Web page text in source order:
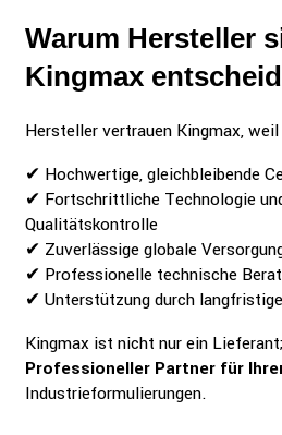
Warum Hersteller
Kingmax
Hersteller vertrauen Kingmax,
✔ Hochwertige, gleichbleibende
✔ Fortschrittliche Technologie
Qualitätskontrolle
✔ Zuverlässige globale
✔ Professionelle technische
✔ Unterstützung durch
Kingmax ist nicht nur ein
Professioneller Partner für
Industrieformulierungen.